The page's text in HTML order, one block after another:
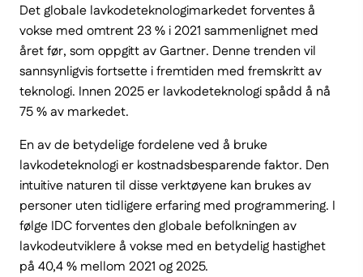
Det globale lavkodeteknologimarkedet forventes å
vokse med omtrent 23 % i 2021 sammenlignet med
året før, som oppgitt av Gartner. Denne trenden vil
sannsynligvis fortsette i fremtiden med fremskritt av
teknologi. Innen 2025 er lavkodeteknologi spådd å nå
75 % av markedet.
En av de betydelige fordelene ved å bruke
lavkodeteknologi er kostnadsbesparende faktor. Den
intuitive naturen til disse verktøyene kan brukes av
personer uten tidligere erfaring med programmering. I
følge IDC forventes den globale befolkningen av
lavkodeutviklere å vokse med en betydelig hastighet
på 40,4 % mellom 2021 og 2025.